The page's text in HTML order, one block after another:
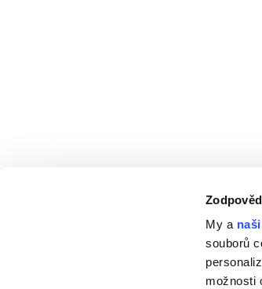
My a
souborů
možnosti